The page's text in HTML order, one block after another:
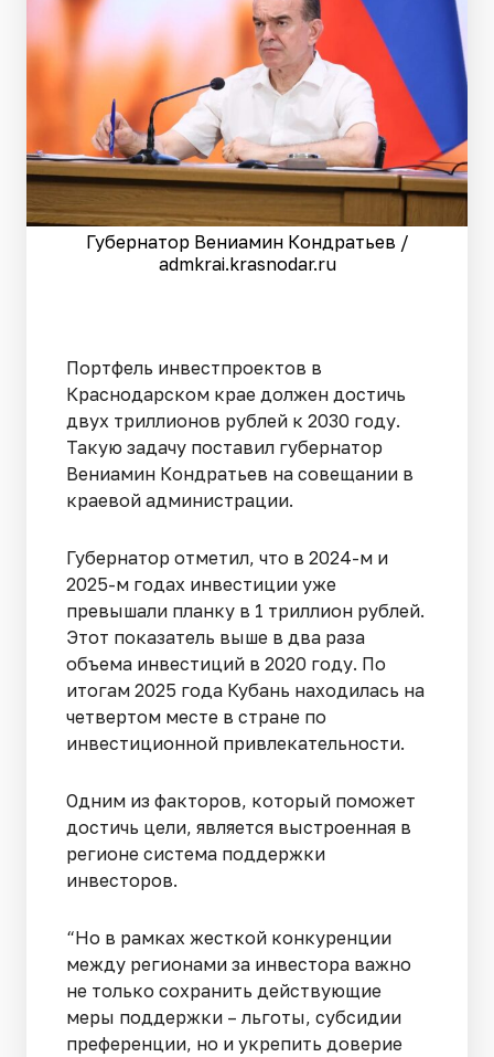
Губернатор Вениамин Кондратьев /
admkrai.krasnodar.ru
Портфель инвестпроектов в
Краснодарском крае должен достичь
двух триллионов рублей к 2030 году.
Такую задачу поставил губернатор
Вениамин Кондратьев на совещании в
краевой администрации.
Губернатор отметил, что в 2024-м и
2025-м годах инвестиции уже
превышали планку в 1 триллион рублей.
Этот показатель выше в два раза
объема инвестиций в 2020 году. По
итогам 2025 года Кубань находилась на
четвертом месте в стране по
инвестиционной привлекательности.
Одним из факторов, который поможет
достичь цели, является выстроенная в
регионе система поддержки
инвесторов.
“Но в рамках жесткой конкуренции
между регионами за инвестора важно
не только сохранить действующие
меры поддержки – льготы, субсидии
преференции, но и укрепить доверие